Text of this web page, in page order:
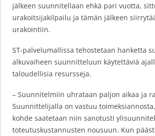
jälkeen suunnitellaan ehkä pari vuotta,
urakoitsijakilpailu ja tämän jälkeen
urakointiin.
ST-palvelumallissa tehostetaan hanketta
alkuvaiheen suunnitteluun käytettäviä
taloudellisia resursseja.
– Suunnitelmiin uhrataan paljon aikaa ja
Suunnittelijalla on vastuu
kohde saatetaan niin sanotusti
toteutuskustannusten nousuun. Kun